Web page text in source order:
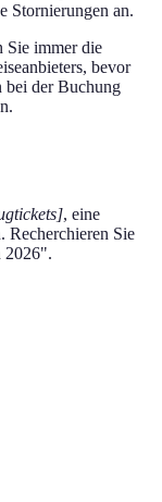
Stornierungen an.
Sie immer die
bevor
bei der Buchung
, eine
Recherchieren Sie
2026".